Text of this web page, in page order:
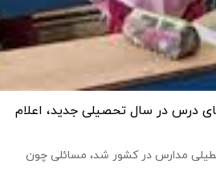
درس در سال تحصیلی جدید، اعلام
به تعطیلی مدارس در کشور شد، مسائلی چون